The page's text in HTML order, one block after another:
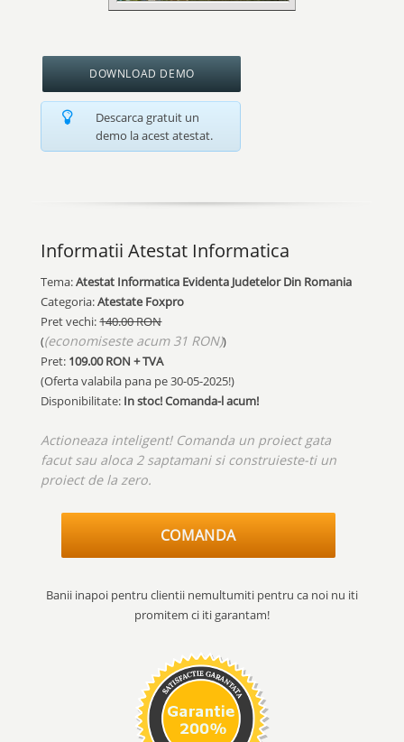
DOWNLOAD DEMO
Descarca gratuit un
demo la acest atestat.
Informatii Atestat Informatica
Tema:Atestat Informatica Evidenta Judetelor Din Romania
Categoria:Atestate Foxpro
Pret vechi:140.00 RON
((economiseste acum 31 RON))
Pret: 109.00RON + TVA
(Oferta valabila pana pe30-05-2025!)
Disponibilitate: In stoc! Comanda-l acum!
Actioneaza inteligent! Comanda un proiect gata
facut sau aloca 2 saptamani si construieste-ti un
proiect de la zero.
COMANDA
Banii inapoi pentru clientii nemultumiti pentru ca noi nu iti
promitem ci iti garantam!